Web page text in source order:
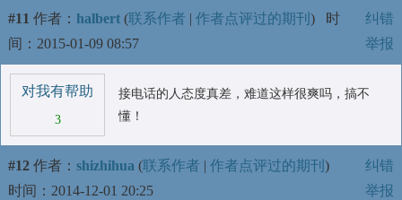
#11 作者： halbert (联系作者 | 作者点评过的期刊 ) 时
间：2015-01-09 08:57
纠错
举报
对我有帮助
3
接电话的人态度真差，难道这样很爽吗，搞不
懂！
#12 作者： shizhihua (联系作者 | 作者点评过的期刊 )
时间：2014-12-01 20:25
纠错
举报